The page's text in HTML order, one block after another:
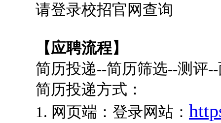
请登录校招官网查询
【应聘流程】
简历投递--简历筛选--测评
简历投递方式：
1. 网页端：登录网站：